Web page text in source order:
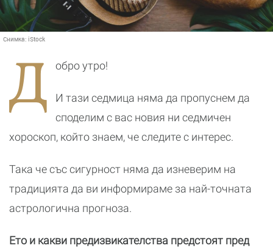
Снимка: iStock
Д обро утро!
И тази седмица няма да пропуснем да
споделим с вас новия ни седмичен
хороскоп, който знаем, че следите с интерес.
Така че със сигурност няма да изневерим на
традицията да ви информираме за най-точната
астрологична прогноза.
Ето и какви предизвикателства предстоят пред